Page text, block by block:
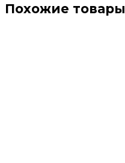
Похожие товары